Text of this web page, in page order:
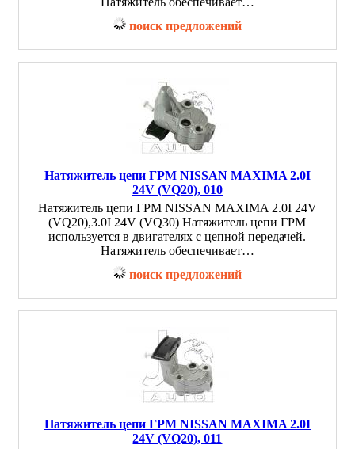
поиск предложений
Натяжитель цепи ГРМ NISSAN MAXIMA 2.0I
24V (VQ20), 010
Натяжитель цепи ГРМ NISSAN MAXIMA 2.0I 24V
(VQ20),3.0I 24V (VQ30) Натяжитель цепи ГРМ
используется в двигателях с цепной передачей.
Натяжитель обеспечивает…
поиск предложений
Натяжитель цепи ГРМ NISSAN MAXIMA 2.0I
24V (VQ20), 011